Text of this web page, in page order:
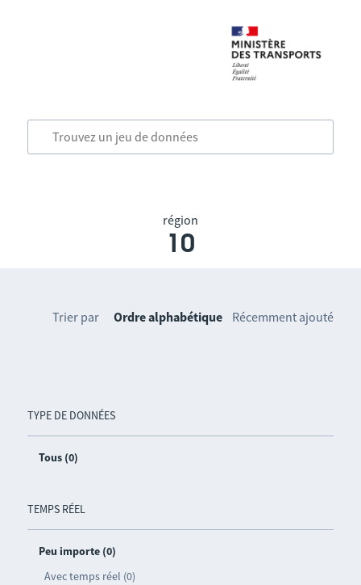
région
10
TYPE DE DONNÉES
Tous (0)
TEMPS RÉEL
Peu importe (0)
Avec temps réel (0)
Trier par Ordre alphabétique Récemment ajouté